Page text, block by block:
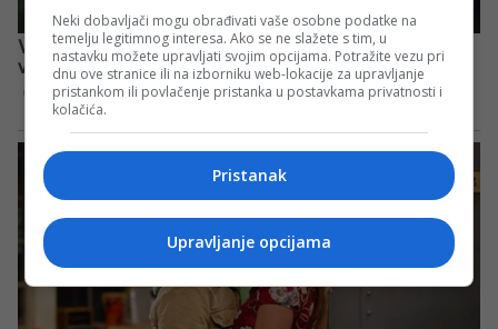
Neki dobavljači mogu obrađivati vaše osobne podatke na
temelju legitimnog interesa. Ako se ne slažete s tim, u
nastavku možete upravljati svojim opcijama. Potražite vezu pri
dnu ove stranice ili na izborniku web-lokacije za upravljanje
pristankom ili povlačenje pristanka u postavkama privatnosti i
kolačića.
Pristanak
Upravljanje opcijama